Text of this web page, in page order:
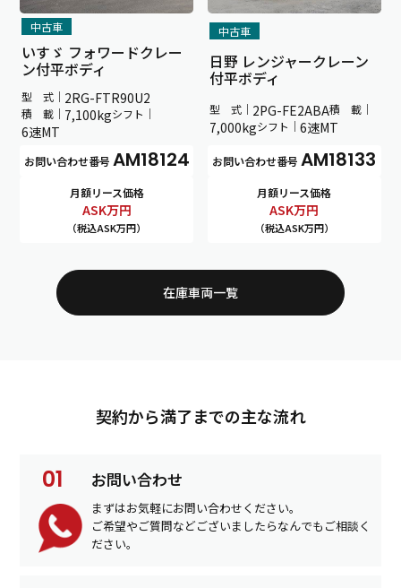
中古車
いすゞ フォワードクレー
ン付平ボディ
型 式｜ 2RG-FTR90U2
積 載｜ 7,100kgシフト｜
6速MT
お問い合わせ番号 AM18124
月額リース価格
ASK万円
（税込ASK万円）
中古車
日野 レンジャークレーン
付平ボディ
型 式｜ 2PG-FE2ABA積 載｜
7,000kgシフト｜6速MT
お問い合わせ番号 AM18133
月額リース価格
ASK万円
（税込ASK万円）
在庫車両一覧
契約から満了までの主な流れ
お問い合わせ
まずはお気軽にお問い合わせください。
ご希望やご質問などございましたらなんでもご相談く
ださい。